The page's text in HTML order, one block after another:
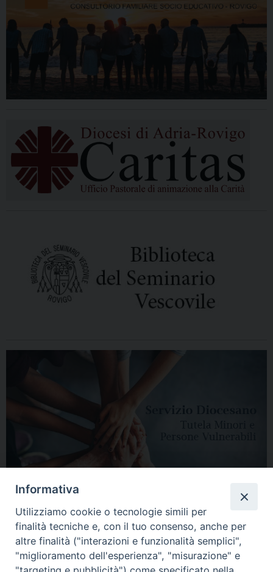
Informativa
Utilizziamo cookie o tecnologie simili per
finalità tecniche e, con il tuo consenso, anche per
altre finalità ("interazioni e funzionalità semplici",
"miglioramento dell'esperienza", "misurazione" e